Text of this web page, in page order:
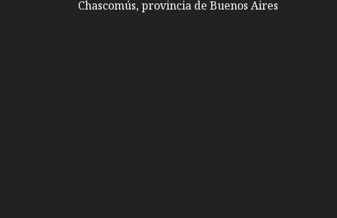
Chascomús, provincia de Buenos Aires